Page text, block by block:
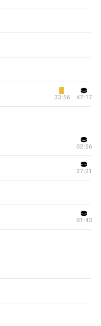
33:56 47:17
02:56
27:21
01:43